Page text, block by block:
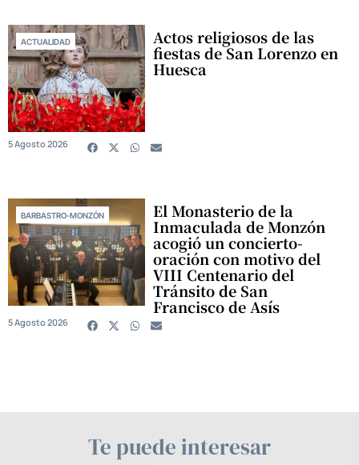
ACTUALIDAD Actos religiosos de las
fiestas de San Lorenzo en
Huesca
5 Agosto 2026
BARBASTRO-MONZÓN El Monasterio de la
Inmaculada de Monzón
acogió un concierto-
oración con motivo del
VIII Centenario del
Tránsito de San
Francisco de Asís
5 Agosto 2026
Te puede interesar